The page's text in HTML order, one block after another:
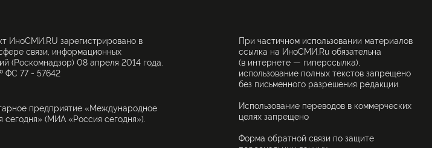
ИноСМИ.RU зарегистрировано в
связи, информационных
(Роскомнадзор) 08 апреля 2014 года.
ФС 77 - 57642
предприятие «Международное
(МИА «Россия сегодня»).
При частичном использовании материалов
ссылка на ИноСМИ.Ru обязательна
(в интернете — гиперссылка),
использование полных текстов запрещено
без письменного разрешения редакции.
Использование переводов в коммерческих
целях запрещено
Форма обратной связи по защите